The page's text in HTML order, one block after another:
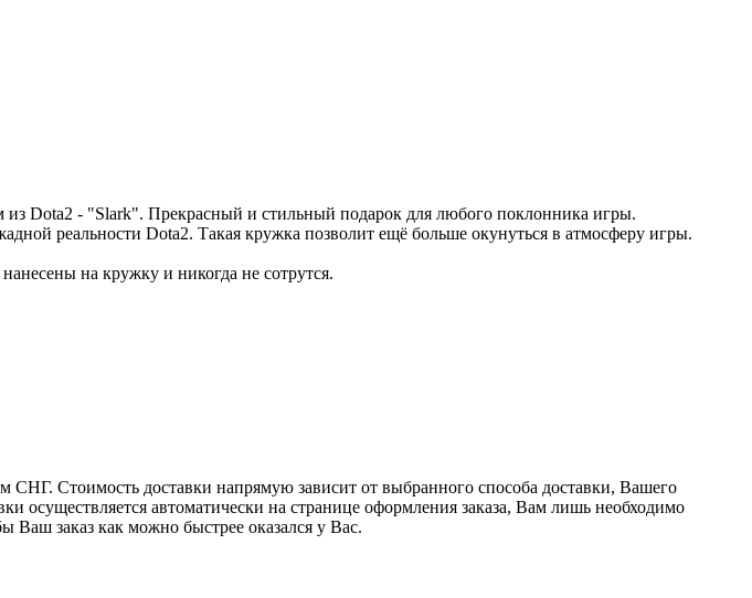
Dota2 - "Slark". Прекрасный и стильный подарок для любого поклонника игры.
реальности Dota2. Такая кружка позволит ещё больше окунуться в атмосферу игры.
на кружку и никогда не сотрутся.
Стоимость доставки напрямую зависит от выбранного способа доставки, Вашего
осуществляется автоматически на странице оформления заказа, Вам лишь необходимо
Ваш заказ как можно быстрее оказался у Вас.